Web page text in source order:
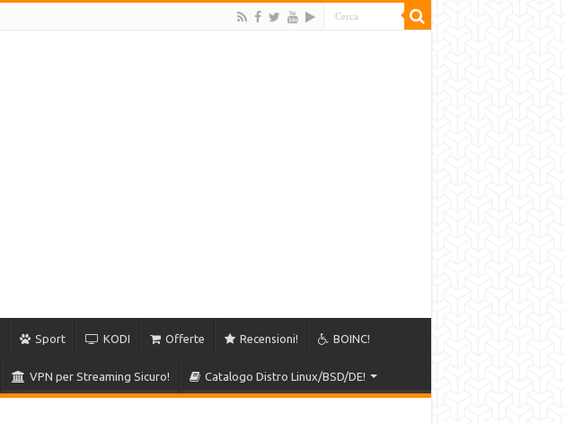
Sport KODI Offerte Recensioni! BOINC!
VPN per Streaming Sicuro! Catalogo Distro Linux/BSD/DE!